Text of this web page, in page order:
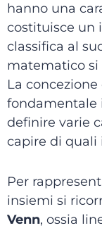
hanno una
costituisce un
classifica al
matematico si
La
fondamentale
definire varie
capire di quali
Per
insiemi si
Venn, ossia